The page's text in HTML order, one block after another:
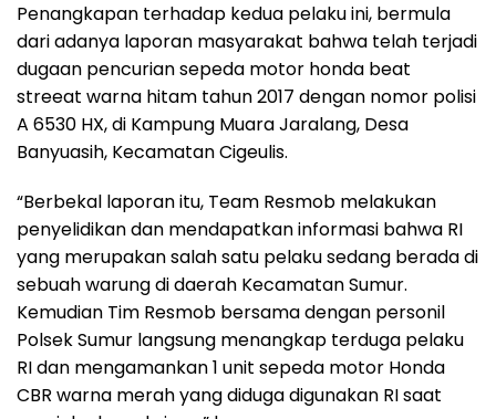
Penangkapan terhadap kedua pelaku ini, bermula
dari adanya laporan masyarakat bahwa telah terjadi
dugaan pencurian sepeda motor honda beat
streeat warna hitam tahun 2017 dengan nomor polisi
A 6530 HX, di Kampung Muara Jaralang, Desa
Banyuasih, Kecamatan Cigeulis.
“Berbekal laporan itu, Team Resmob melakukan
penyelidikan dan mendapatkan informasi bahwa RI
yang merupakan salah satu pelaku sedang berada di
sebuah warung di daerah Kecamatan Sumur.
Kemudian Tim Resmob bersama dengan personil
Polsek Sumur langsung menangkap terduga pelaku
RI dan mengamankan 1 unit sepeda motor Honda
CBR warna merah yang diduga digunakan RI saat